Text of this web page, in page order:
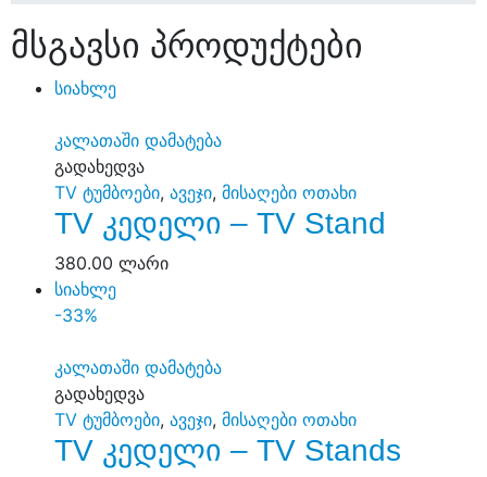
მსგავსი პროდუქტები
სიახლე
კალათაში დამატება
გადახედვა
TV ტუმბოები, ავეჯი, მისაღები ოთახი
TV კედელი – TV Stand
380.00 ლარი
სიახლე
-33%
კალათაში დამატება
გადახედვა
TV ტუმბოები, ავეჯი, მისაღები ოთახი
TV კედელი – TV Stands